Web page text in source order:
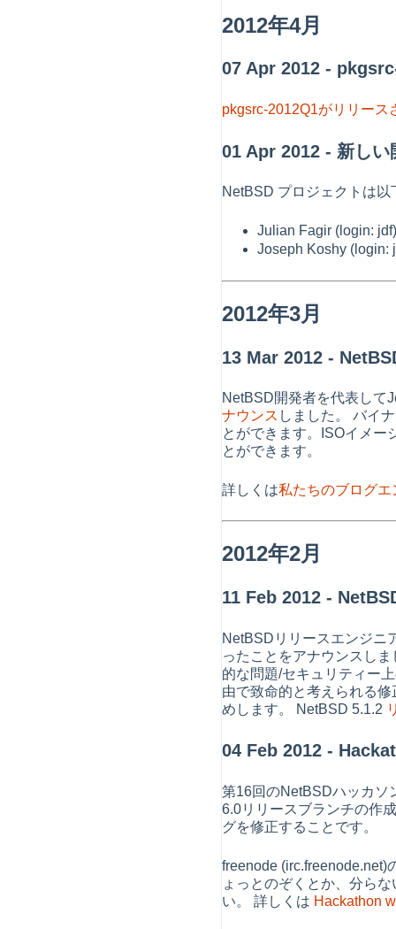
2012年4月
07 Apr 2012 -
pkgsrc-2012Q1がリリース
01 Apr 2012 - 新しい
NetBSD プロジェクトは
Julian Fagir (login:
Joseph Koshy (login:
2012年3月
13 Mar 2012 -
NetBSD開発者を代表して
ナウンス しました。 バイ
とができます。ISOイメー
とができます。
詳しくは私たちのブログ
2012年2月
11 Feb 2012 -
NetBSDリリースエンジニ
ったことをアナウンスし
的な問題/セキュリティー
由で致命的と考えられる
めします。 NetBSD 5.1.2
04 Feb 2012 -
第16回のNetBSDハッカソ
6.0リリースブランチの作
グを修正することです。
freenode (irc.freenode.net)
ょっとのぞくとか、分ら
い。 詳しくは Hackathon